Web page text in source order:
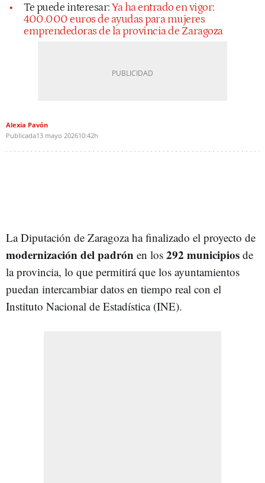
Te puede interesar:Ya ha entrado en vigor:
400.000 euros de ayudas para mujeres
emprendedoras de la provincia de Zaragoza
Alexia Pavón
Publicada13 mayo 202610:42h
La Diputación de Zaragoza ha finalizado el proyecto de
modernización del padrón en los 292 municipios de
la provincia, lo que permitirá que los ayuntamientos
puedan intercambiar datos en tiempo real con el
Instituto Nacional de Estadística (INE).